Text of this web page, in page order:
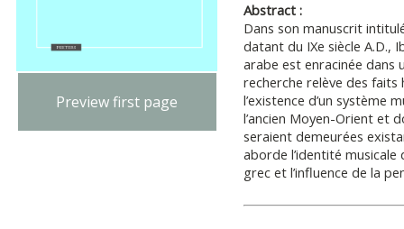
Preview first page
Abstract :
Dans son manuscrit
datant du IXe siècle A.D.,
arabe est enracinée dans
recherche relève des
l’existence d’un système
l’ancien Moyen-Orient et
seraient demeurées
aborde l’identité
grec et l’influence de la